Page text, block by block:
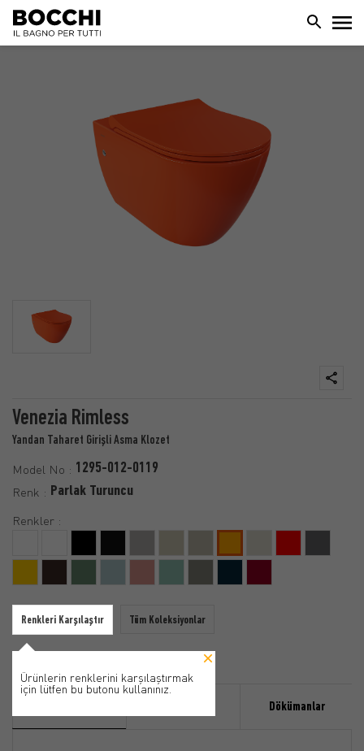
Venezia Rimless
Yandan Taharet Girişli Asma Klozet
Model No : 1295-012-0119
Renk : Parlak Turuncu
Renkler :
Renkleri Karşılaştır Tüm Koleksiyonlar
Ürünlerin renklerini karşılaştırmak
için lütfen bu butonu kullanınız.
Dökümanlar